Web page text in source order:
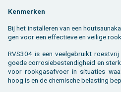
Ken­mer­ken
Bij het in­stal­le­ren van een
gen voor een ef­fec­tie­ve en vei­li­ge
RVS304 is een veel­ge­bruikt
goede cor­ro­sie­be­sten­dig­heid en
voor rook­gas­af­voer in si­tu­a­ties
hoog is en de che­mi­sche be­las­ting